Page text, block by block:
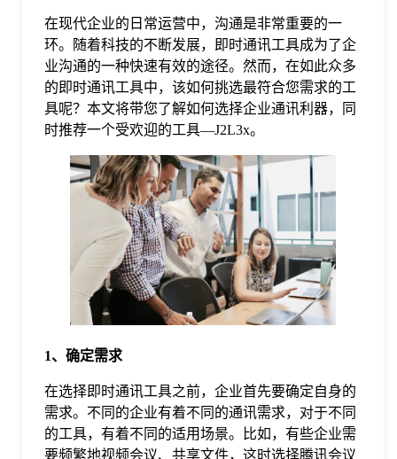
格
常
在现代企业的日常运营中，沟通是非常重要的一
环。随着科技的不断发展，即时通讯工具成为了企
业沟通的一种快速有效的途径。然而，在如此众多
的即时通讯工具中，该如何挑选最符合您需求的工
具呢？本文将带您了解如何选择企业通讯利器，同
时推荐一个受欢迎的工具—J2L3x。
1、确定需求
在选择即时通讯工具之前，企业首先要确定自身的
需求。不同的企业有着不同的通讯需求，对于不同
的工具，有着不同的适用场景。比如，有些企业需
要频繁地视频会议、共享文件，这时选择腾讯会议